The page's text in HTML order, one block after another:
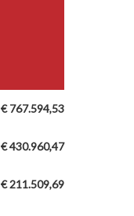
€ 767.594,53
€ 430.960,47
€ 211.509,69